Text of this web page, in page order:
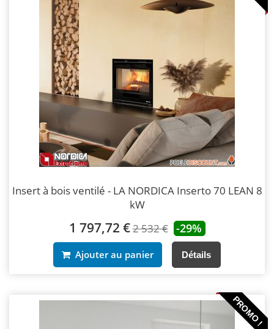
Insert à bois ventilé - LA NORDICA Inserto 70 LEAN 8
kW
1 797,72 €2 532 € -29%
Ajouter au panier Détails
PROMO !